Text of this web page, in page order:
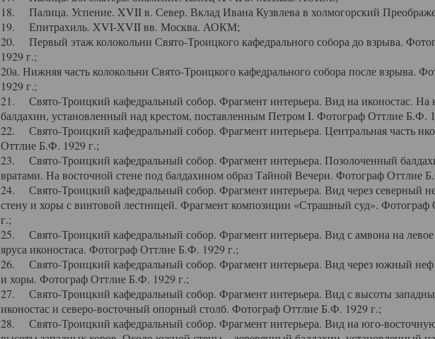
18. Палица. Успение. XVII в. Север. Вклад Ивана Кузвлева в холмогорский
19. Епитрахиль. XVI-XVII вв. Москва. АОКМ;
20. Первый этаж колокольни Свято-Троицкого кафедрального собора до взрыва.
1929 г.;
20а. Нижняя часть колокольни Свято-Троицкого кафедрального собора после взрыва.
1929 г.;
21. Свято-Троицкий кафедральный собор. Фрагмент интерьера. Вид на иконостас. На
балдахин, установленный над крестом, поставленным Петром I. Фотограф Оттлие Б.Ф.
22. Свято-Троицкий кафедральный собор. Фрагмент интерьера. Центральная часть
Оттлие Б.Ф. 1929 г.;
23. Свято-Троицкий кафедральный собор. Фрагмент интерьера. Позолоченный
вратами. На восточной стене под балдахином образ Тайной Вечери. Фотограф Оттлие
24. Свято-Троицкий кафедральный собор. Фрагмент интерьера. Вид через северный
стену и хоры с винтовой лестницей. Фрагмент композиции «Страшный суд».
г.;
25. Свято-Троицкий кафедральный собор. Фрагмент интерьера. Вид с амвона на
яруса иконостаса. Фотограф Оттлие Б.Ф. 1929 г.;
26. Свято-Троицкий кафедральный собор. Фрагмент интерьера. Вид через южный неф
и хоры. Фотограф Оттлие Б.Ф. 1929 г.;
27. Свято-Троицкий кафедральный собор. Фрагмент интерьера. Вид с высоты
иконостас и северо-восточный опорный столб. Фотограф Оттлие Б.Ф. 1929 г.;
28. Свято-Троицкий кафедральный собор. Фрагмент интерьера. Вид на юго-восточную